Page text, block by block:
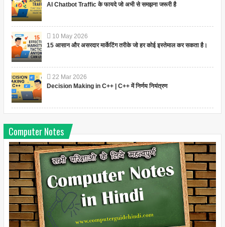
AI Chatbot Traffic के फायदे जो अभी से समझना जरूरी है
10 May 2026
15 आसान और असरदार मार्केटिंग तरीके जो हर कोई इस्तेमाल कर सकता है।
22 Mar 2026
Decision Making in C++ | C++ में निर्णय नियंत्रण
Computer Notes